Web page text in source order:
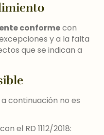
conformecon
y a la falta
que se indican a
continuación no es
el RD 1112/2018: